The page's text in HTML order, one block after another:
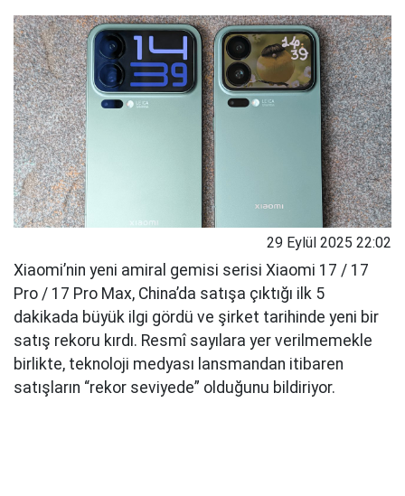
29 Eylül 2025 22:02
Xiaomi’nin yeni amiral gemisi serisi Xiaomi 17 / 17
Pro / 17 Pro Max, China’da satışa çıktığı ilk 5
dakikada büyük ilgi gördü ve şirket tarihinde yeni bir
satış rekoru kırdı. Resmî sayılara yer verilmemekle
birlikte, teknoloji medyası lansmandan itibaren
satışların “rekor seviyede” olduğunu bildiriyor.